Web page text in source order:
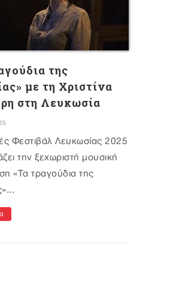
της
με τη Χριστίνα
στη Λευκωσία
Φεστιβάλ Λευκωσίας 2025
την ξεχωριστή μουσική
«Τα τραγούδια της